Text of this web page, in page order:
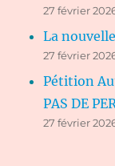
27 février
La
27 février
Pétition
PAS DE
27 février